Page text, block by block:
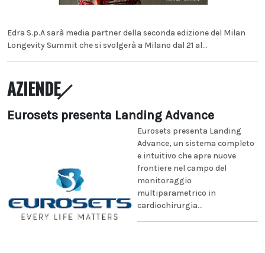
Edra S.p.A sarà media partner della seconda edizione del Milan
Longevity Summit che si svolgerà a Milano dal 21 al...
AZIENDE
Eurosets presenta Landing Advance
Eurosets presenta Landing
Advance, un sistema completo
e intuitivo che apre nuove
frontiere nel campo del
monitoraggio
multiparametrico in
cardiochirurgia...